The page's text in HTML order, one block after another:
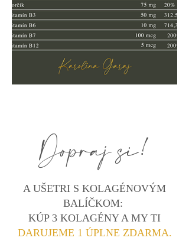
Dopraj si!
A UŠETRI S KOLAGÉNOVÝM
BALÍČKOM:
KÚP 3 KOLAGÉNY A MY TI
DARUJEME 1 ÚPLNE ZDARMA.